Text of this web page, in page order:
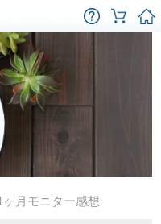
ヶ月モニター感想